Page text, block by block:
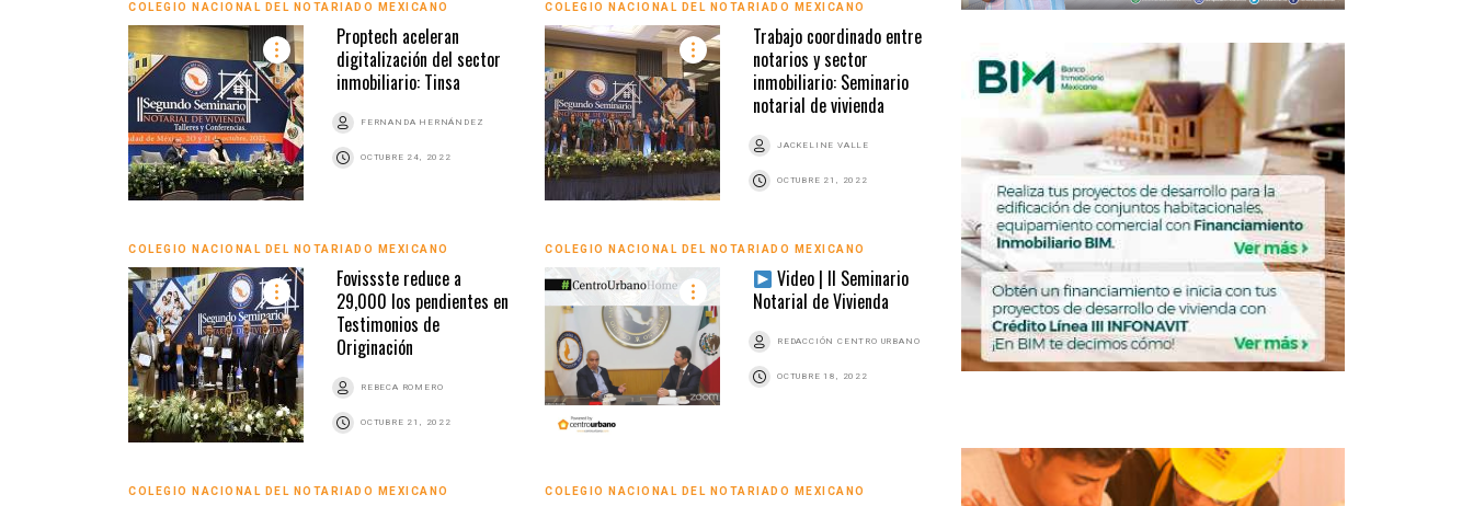
COLEGIO NACIONAL DEL NOTARIADO MEXICANO
Proptech aceleran
digitalización del sector
inmobiliario: Tinsa
FERNANDA HERNÁNDEZ
OCTUBRE 24, 2022
COLEGIO NACIONAL DEL NOTARIADO MEXICANO
Trabajo coordinado entre
notarios y sector
inmobiliario: Seminario
notarial de vivienda
JACKELINE VALLE
OCTUBRE 21, 2022
COLEGIO NACIONAL DEL NOTARIADO MEXICANO
Fovissste reduce a
29,000 los pendientes en
Testimonios de
Originación
REBECA ROMERO
OCTUBRE 21, 2022
COLEGIO NACIONAL DEL NOTARIADO MEXICANO
Video | II Seminario
Notarial de Vivienda
REDACCIÓN CENTRO URBANO
OCTUBRE 18, 2022
COLEGIO NACIONAL DEL NOTARIADO MEXICANO COLEGIO NACIONAL DEL NOTARIADO MEXICANO